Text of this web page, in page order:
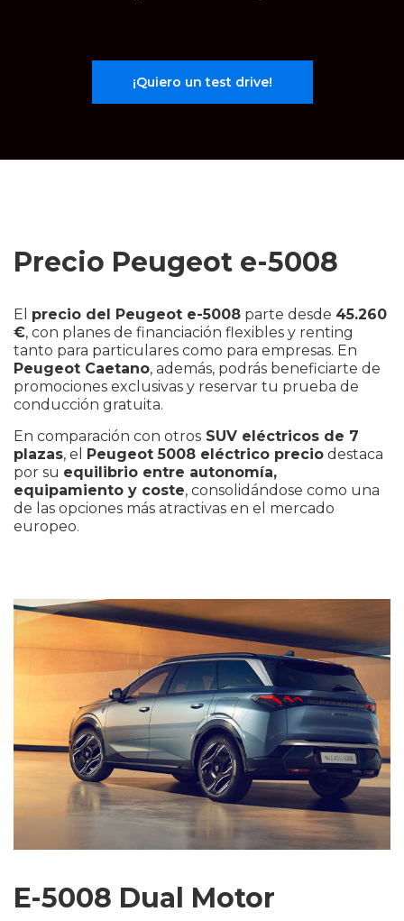
¡Quiero un test drive!
Precio Peugeot e-5008
El precio del Peugeot e-5008 parte desde 45.260
€, con planes de financiación flexibles y renting
tanto para particulares como para empresas. En
Peugeot Caetano, además, podrás beneficiarte de
promociones exclusivas y reservar tu prueba de
conducción gratuita.
En comparación con otros SUV eléctricos de 7
plazas, el Peugeot 5008 eléctrico precio destaca
por su equilibrio entre autonomía,
equipamiento y coste, consolidándose como una
de las opciones más atractivas en el mercado
europeo.
E-5008 Dual Motor